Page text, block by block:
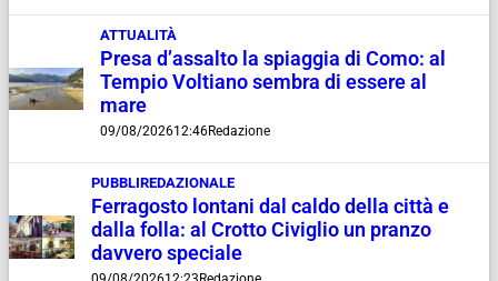
ATTUALITÀ
Presa d’assalto la spiaggia di Como: al
Tempio Voltiano sembra di essere al
mare
09/08/202612:46Redazione
PUBBLIREDAZIONALE
Ferragosto lontani dal caldo della città e
dalla folla: al Crotto Civiglio un pranzo
davvero speciale